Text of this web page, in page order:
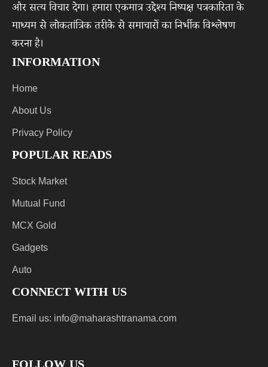
और सत्य विचार देगा। हमारा एकमात्र उद्देश्य निष्पक्ष पत्रकारिता के
माध्यम से लोकतांत्रिक तरीके से समाचारों का निर्भीक विश्लेषण
करना है।
INFORMATION
Home
About Us
Privacy Policy
POPULAR READS
Stock Market
Mutual Fund
MCX Gold
Gadgets
Auto
CONNECT WITH US
Email us: info@maharashtranama.com